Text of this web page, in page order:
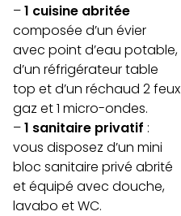
–1 cuisine abritée
composée d’un évier
avec point d’eau potable,
d’un réfrigérateur table
top et d’un réchaud 2 feux
gaz et 1 micro-ondes.
–1 sanitaire privatif :
vous disposez d’un mini
bloc sanitaire privé abrité
et équipé avec douche,
lavabo et WC.